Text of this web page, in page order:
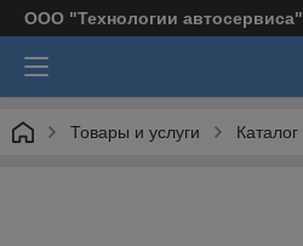
ООО "Технологии автосервиса"
Товары и услуги Каталог